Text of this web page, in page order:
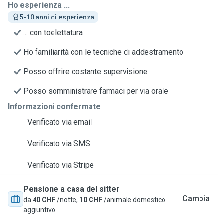
Ho esperienza ...
5-10 anni di esperienza
... con toelettatura
Ho familiarità con le tecniche di addestramento
Posso offrire costante supervisione
Posso somministrare farmaci per via orale
Informazioni confermate
Verificato via email
Verificato via SMS
Verificato via Stripe
Pensione a casa del sitter
da 40 CHF/notte, 10 CHF/animale domestico
aggiuntivo
Cambia